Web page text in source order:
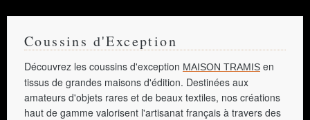
Coussins d'Exception
Découvrez les coussins d'exception MAISON TRAMIS en
tissus de grandes maisons d'édition. Destinées aux
amateurs d'objets rares et de beaux textiles, nos créations
haut de gamme valorisent l'artisanat français à travers des